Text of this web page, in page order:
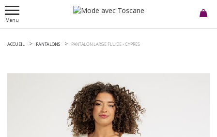
Menu
ACCUEIL PANTALONS PANTALON LARGE FLUIDE -CYPRES